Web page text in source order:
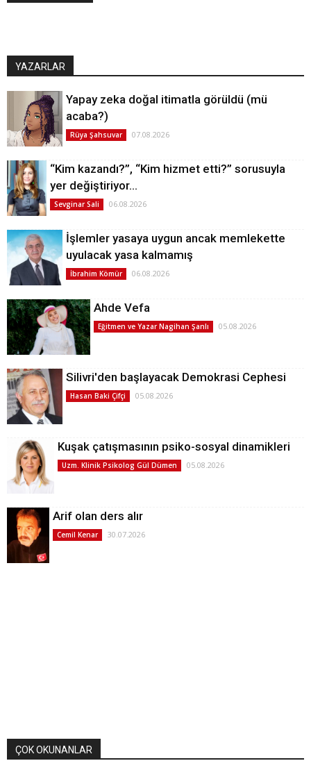
YAZARLAR
Yapay zeka doğal itimatla görüldü (mü
acaba?)
Rüya Şahsuvar 07.08.2026
“Kim kazandı?”, “Kim hizmet etti?” sorusuyla
yer değiştiriyor…
Sevginar Sali 06.08.2026
İşlemler yasaya uygun ancak memlekette
uyulacak yasa kalmamış
İbrahim Kömür 06.08.2026
Ahde Vefa
Eğitmen ve Yazar Nagihan Şanlı 05.08.2026
Silivri'den başlayacak Demokrasi Cephesi
Hasan Baki Çifçi 05.08.2026
Kuşak çatışmasının psiko-sosyal dinamikleri
Uzm. Klinik Psikolog Gül Dümen 05.08.2026
Arif olan ders alır
Cemil Kenar 30.07.2026
ÇOK OKUNANLAR